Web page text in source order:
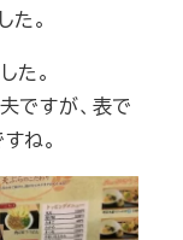
。
た。
ですが、表で
ね。